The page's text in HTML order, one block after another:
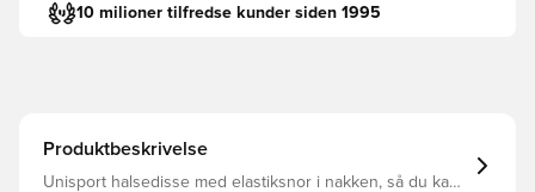
10 milioner tilfredse kunder siden 1995
Produktbeskrivelse
Unisport halsedisse med elastiksnor i nakken, så du kan